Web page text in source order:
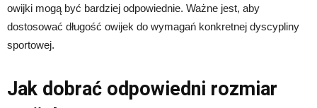
owijki mogą być bardziej odpowiednie. Ważne jest, aby
dostosować długość owijek do wymagań konkretnej dyscypliny
sportowej.
Jak dobrać odpowiedni rozmiar